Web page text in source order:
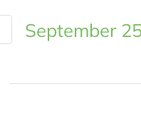
September